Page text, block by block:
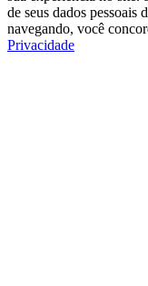
de seus dados
navegando, você
Privacidade